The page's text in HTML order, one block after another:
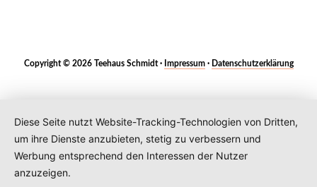
Copyright © 2026 Teehaus Schmidt · Impressum· Datenschutzerklärung
Diese Seite nutzt Website-Tracking-Technologien von Dritten,
um ihre Dienste anzubieten, stetig zu verbessern und
Werbung entsprechend den Interessen der Nutzer
anzuzeigen.